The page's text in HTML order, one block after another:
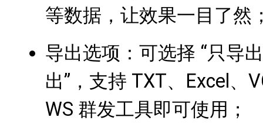
等数据，让效果一目了然
导出选项：可选择 “只导
出”，支持 TXT、Excel、
WS 群发工具即可使用；